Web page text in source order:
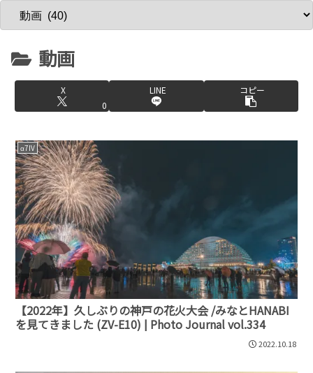
動画
X
0
LINE コピー
α7IV
【2022年】久しぶりの神戸の花火大会 /みなとHANABI
を見てきました (ZV-E10) | Photo Journal vol.334
2022.10.18